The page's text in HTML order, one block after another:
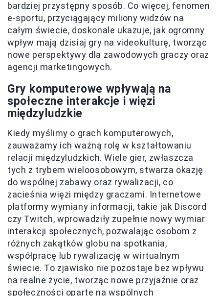
bardziej przystępny sposób. Co więcej, fenomen
e-sportu, przyciągający miliony widzów na
całym świecie, doskonale ukazuje, jak ogromny
wpływ mają dzisiaj gry na videokulturę, tworząc
nowe perspektywy dla zawodowych graczy oraz
agencji marketingowych.
Gry komputerowe wpływają na
społeczne interakcje i więzi
międzyludzkie
Kiedy myślimy o grach komputerowych,
zauważamy ich ważną rolę w kształtowaniu
relacji międzyludzkich. Wiele gier, zwłaszcza
tych z trybem wieloosobowym, stwarza okazję
do wspólnej zabawy oraz rywalizacji, co
zacieśnia więzi między graczami. Internetowe
platformy wymiany informacji, takie jak Discord
czy Twitch, wprowadziły zupełnie nowy wymiar
interakcji społecznych, pozwalając osobom z
różnych zakątków globu na spotkania,
współpracę lub rywalizację w wirtualnym
świecie. To zjawisko nie pozostaje bez wpływu
na realne życie, tworząc nowe przyjaźnie oraz
społeczności oparte na wspólnych